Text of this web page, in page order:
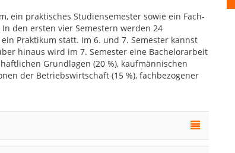
ein praktisches Studiensemester sowie ein Fach-
den ersten vier Semestern werden 24
Praktikum statt. Im 6. und 7. Semester kannst
hinaus wird im 7. Semester eine Bachelorarbeit
Grundlagen (20 %), kaufmännischen
der Betriebswirtschaft (15 %), fachbezogener